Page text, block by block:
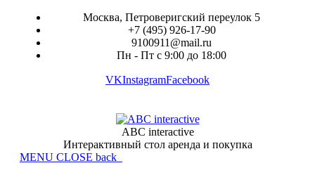
Москва, Петроверигский переулок 5
+7 (495) 926-17-90
9100911@mail.ru
Пн - Пт с 9:00 до 18:00
VKInstagramFacebook
ABC interactive
Интерактивный стол аренда и покупка
MENU CLOSE back